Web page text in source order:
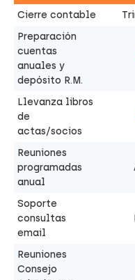
Cierre contable
Preparación
cuentas
anuales y
depósito R.M.
Llevanza libros
de
actas/socios
Reuniones
programadas
anual
Soporte
consultas
email
Reuniones
Consejo